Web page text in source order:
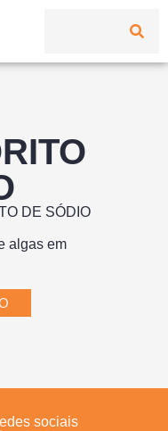
DE SÓDIO
algas em
sociais